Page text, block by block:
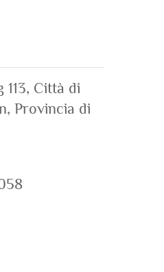
Città di
Provincia di